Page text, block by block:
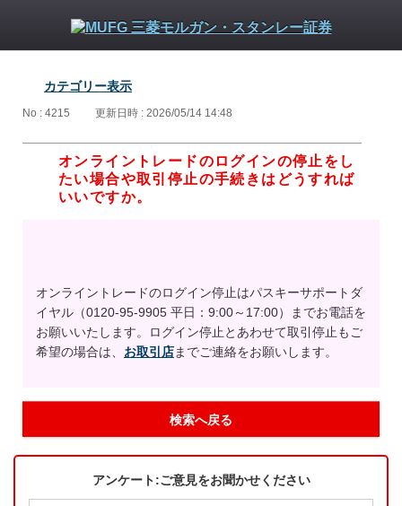
カテゴリー表示
No : 4215 更新日時 : 2026/05/14 14:48
オンライントレードのログインの停止をし
たい場合や取引停止の手続きはどうすれば
いいですか。
オンライントレードのログイン停止はパスキーサポートダ
イヤル（0120-95-9905 平日：9:00～17:00）までお電話を
お願いいたします。ログイン停止とあわせて取引停止もご
希望の場合は、 お取引店までご連絡をお願いします。
検索へ戻る
アンケート:ご意見をお聞かせください